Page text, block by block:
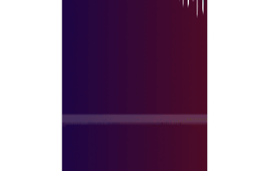
ทำไมต้อง Tradeics สำหรับการจัดหาเชิงกลยุทธ์?
Tradeics การจัดหาเชิงกลยุทธ์กลายเป็นเครื่องยนต์การเติบโต —